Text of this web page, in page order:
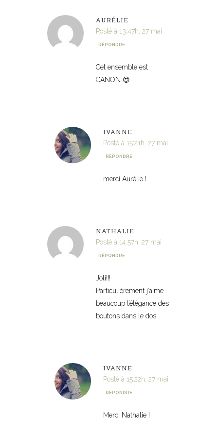
AURÉLIE
Posté à 13:47h, 27 mai
RÉPONDRE
Cet ensemble est
CANON 😍
IVANNE
Posté à 15:21h, 27 mai
RÉPONDRE
merci Aurélie !
NATHALIE
Posté à 14:57h, 27 mai
RÉPONDRE
Joli!!!
Particulièrement j’aime
beaucoup l’élégance des
boutons dans le dos
IVANNE
Posté à 15:22h, 27 mai
RÉPONDRE
Merci Nathalie !